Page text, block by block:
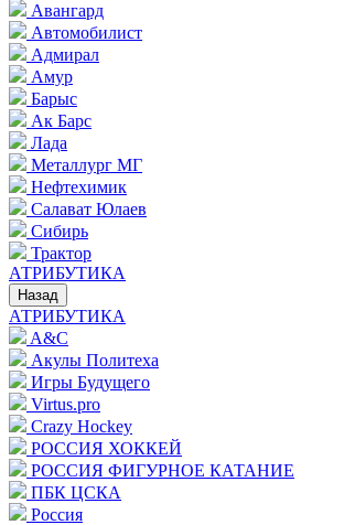
Авангард
Автомобилист
Адмирал
Амур
Барыс
Ак Барс
Лада
Металлург МГ
Нефтехимик
Салават Юлаев
Сибирь
Трактор
АТРИБУТИКА
Назад
АТРИБУТИКА
A&C
Акулы Политеха
Игры Будущего
Virtus.pro
Crazy Hockey
РОССИЯ ХОККЕЙ
РОССИЯ ФИГУРНОЕ КАТАНИЕ
ПБК ЦСКА
Россия